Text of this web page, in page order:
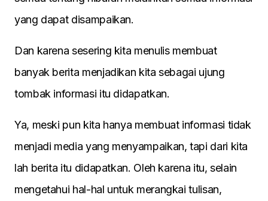
yang dapat disampaikan.
Dan karena sesering kita menulis membuat
banyak berita menjadikan kita sebagai ujung
tombak informasi itu didapatkan.
Ya, meski pun kita hanya membuat informasi tidak
menjadi media yang menyampaikan, tapi dari kita
lah berita itu didapatkan. Oleh karena itu, selain
mengetahui hal-hal untuk merangkai tulisan,